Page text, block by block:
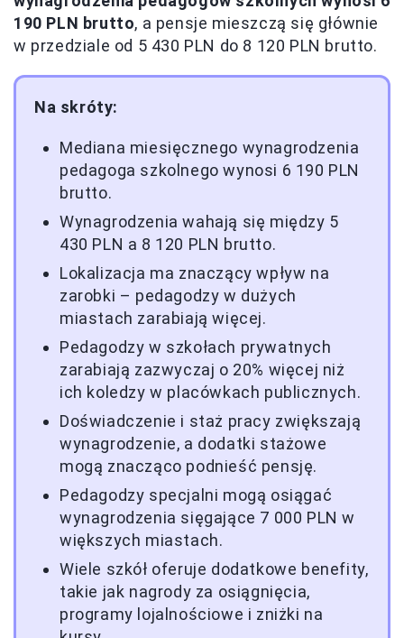
190 PLN brutto, a pensje mieszczą się głównie
w przedziale od 5 430 PLN do 8 120 PLN brutto.
Na skróty:
Mediana miesięcznego wynagrodzenia
pedagoga szkolnego wynosi 6 190 PLN
brutto.
Wynagrodzenia wahają się między 5
430 PLN a 8 120 PLN brutto.
Lokalizacja ma znaczący wpływ na
zarobki – pedagodzy w dużych
miastach zarabiają więcej.
Pedagodzy w szkołach prywatnych
zarabiają zazwyczaj o 20% więcej niż
ich koledzy w placówkach publicznych.
Doświadczenie i staż pracy zwiększają
wynagrodzenie, a dodatki stażowe
mogą znacząco podnieść pensję.
Pedagodzy specjalni mogą osiągać
wynagrodzenia sięgające 7 000 PLN w
większych miastach.
Wiele szkół oferuje dodatkowe benefity,
takie jak nagrody za osiągnięcia,
programy lojalnościowe i zniżki na